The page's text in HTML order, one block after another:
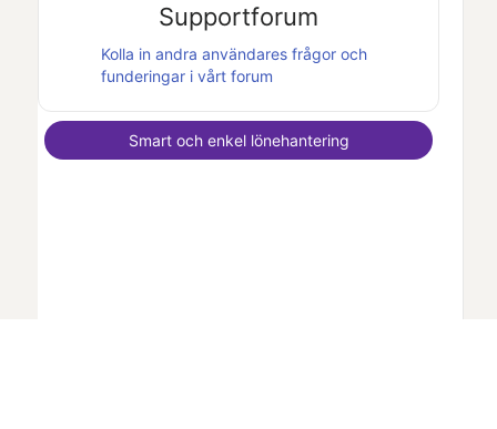
Supportforum
Kolla in andra användares frågor och
funderingar i vårt forum
Smart och enkel lönehantering